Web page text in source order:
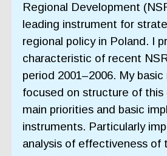
Regional Development
leading instrument for
regional policy in Poland. I
characteristic of recent
period 2001–2006. My
focused on structure of
main priorities and basic
instruments. Particularly
analysis of effectiveness of